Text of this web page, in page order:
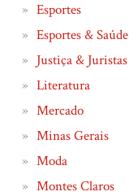
Esportes
Esportes & Saúde
Justiça & Juristas
Literatura
Mercado
Minas Gerais
Moda
Montes Claros